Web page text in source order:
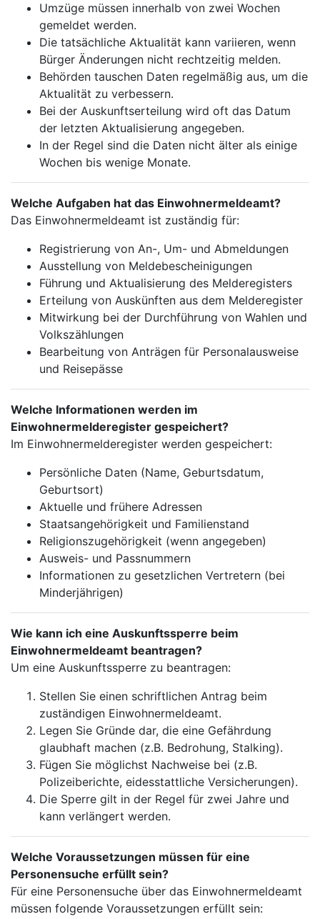
Umzüge müssen innerhalb von zwei Wochen
gemeldet werden.
Die tatsächliche Aktualität kann variieren, wenn
Bürger Änderungen nicht rechtzeitig melden.
Behörden tauschen Daten regelmäßig aus, um die
Aktualität zu verbessern.
Bei der Auskunftserteilung wird oft das Datum
der letzten Aktualisierung angegeben.
In der Regel sind die Daten nicht älter als einige
Wochen bis wenige Monate.
Welche Aufgaben hat das Einwohnermeldeamt?
Das Einwohnermeldeamt ist zuständig für:
Registrierung von An-, Um- und Abmeldungen
Ausstellung von Meldebescheinigungen
Führung und Aktualisierung des Melderegisters
Erteilung von Auskünften aus dem Melderegister
Mitwirkung bei der Durchführung von Wahlen und
Volkszählungen
Bearbeitung von Anträgen für Personalausweise
und Reisepässe
Welche Informationen werden im
Einwohnermelderegister gespeichert?
Im Einwohnermelderegister werden gespeichert:
Persönliche Daten (Name, Geburtsdatum,
Geburtsort)
Aktuelle und frühere Adressen
Staatsangehörigkeit und Familienstand
Religionszugehörigkeit (wenn angegeben)
Ausweis- und Passnummern
Informationen zu gesetzlichen Vertretern (bei
Minderjährigen)
Wie kann ich eine Auskunftssperre beim
Einwohnermeldeamt beantragen?
Um eine Auskunftssperre zu beantragen:
Stellen Sie einen schriftlichen Antrag beim
zuständigen Einwohnermeldeamt.
Legen Sie Gründe dar, die eine Gefährdung
glaubhaft machen (z.B. Bedrohung, Stalking).
Fügen Sie möglichst Nachweise bei (z.B.
Polizeiberichte, eidesstattliche Versicherungen).
Die Sperre gilt in der Regel für zwei Jahre und
kann verlängert werden.
Welche Voraussetzungen müssen für eine
Personensuche erfüllt sein?
Für eine Personensuche über das Einwohnermeldeamt
müssen folgende Voraussetzungen erfüllt sein: